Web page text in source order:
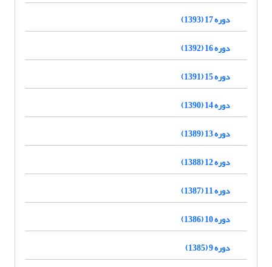
دوره 17 (1393)
دوره 16 (1392)
دوره 15 (1391)
دوره 14 (1390)
دوره 13 (1389)
دوره 12 (1388)
دوره 11 (1387)
دوره 10 (1386)
دوره 9 (1385)